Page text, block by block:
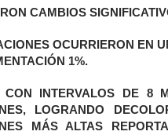
CAMBIOS
OCURRIERON EN
1%.
CON INTERVALOS DE 8
LOGRANDO
MÁS ALTAS